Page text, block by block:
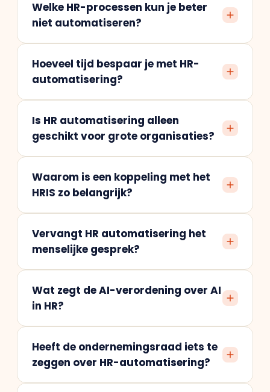
Welke HR-processen kun je beter
niet automatiseren?
Hoeveel tijd bespaar je met HR-
automatisering?
Is HR automatisering alleen
geschikt voor grote organisaties?
Waarom is een koppeling met het
HRIS zo belangrijk?
Vervangt HR automatisering het
menselijke gesprek?
Wat zegt de AI-verordening over AI
in HR?
Heeft de ondernemingsraad iets te
zeggen over HR-automatisering?